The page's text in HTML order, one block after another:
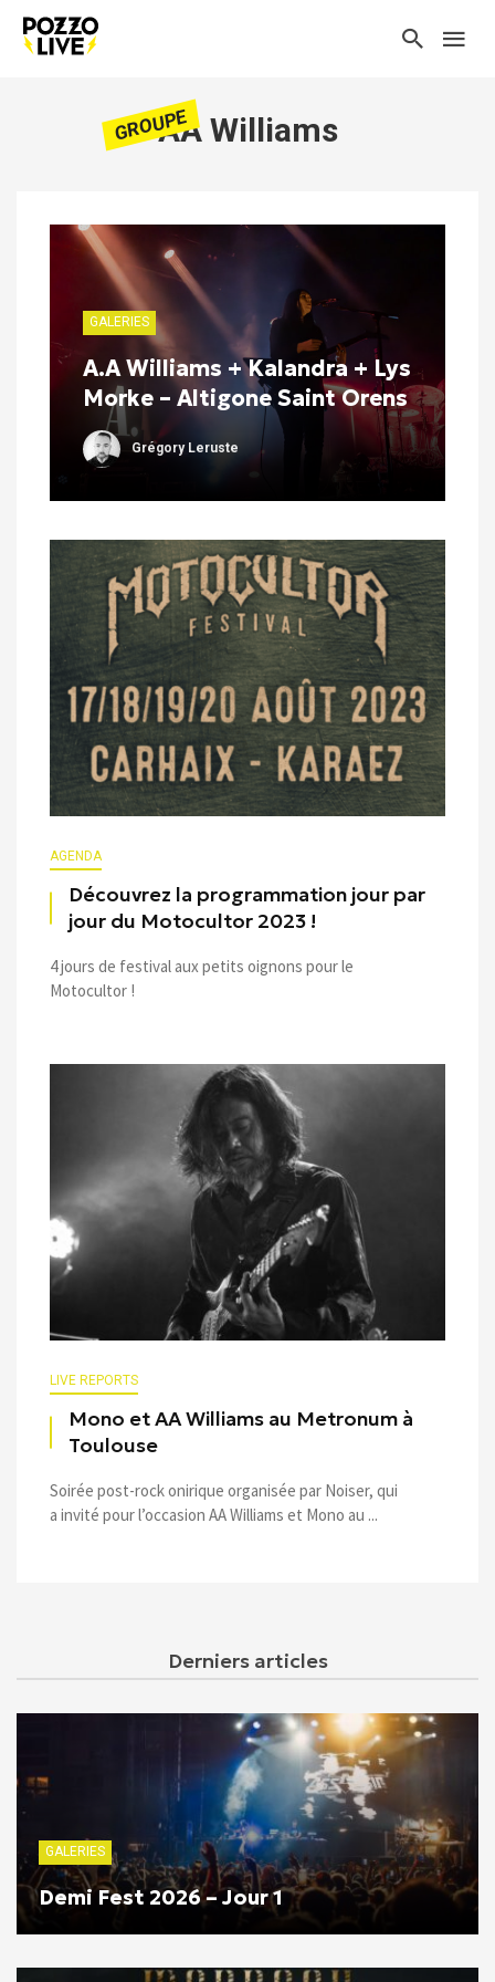
GROUPEAA Williams
GALERIES
A.A Williams + Kalandra + Lys
Morke – Altigone Saint Orens
Grégory Leruste
AGENDA
Découvrez la programmation jour par
jour du Motocultor 2023 !
4 jours de festival aux petits oignons pour le
Motocultor !
LIVE REPORTS
Mono et AA Williams au Metronum à
Toulouse
Soirée post-rock onirique organisée par Noiser, qui
a invité pour l’occasion AA Williams et Mono au ...
Derniers articles
GALERIES
Demi Fest 2026 – Jour 1